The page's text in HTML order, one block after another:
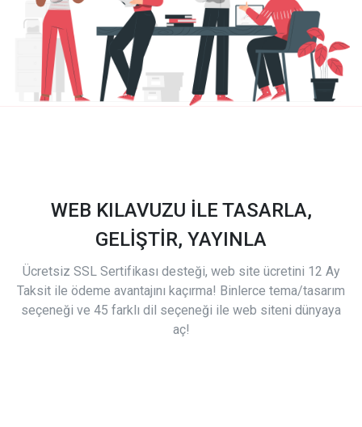
WEB KILAVUZU İLE TASARLA,
GELİŞTİR, YAYINLA
Ücretsiz SSL Sertifikası desteği, web site ücretini 12 Ay
Taksit ile ödeme avantajını kaçırma! Binlerce tema/tasarım
seçeneği ve 45 farklı dil seçeneği ile web siteni dünyaya
aç!